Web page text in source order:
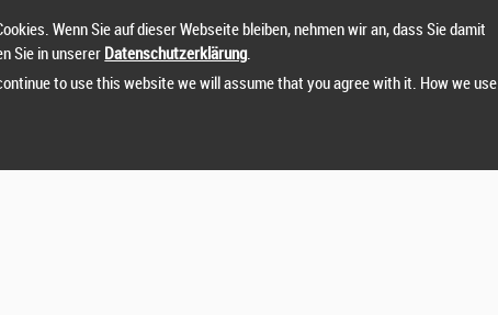
Wenn Sie auf dieser Webseite bleiben, nehmen wir an, dass Sie damit
Sie in unserer Datenschutzerklärung.
to use this website we will assume that you agree with it. How we use